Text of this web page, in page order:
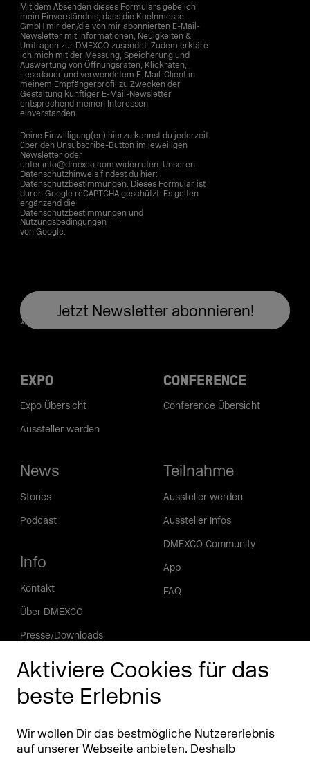
Aktiviere Cookies für das
beste Erlebnis
Wir wollen Dir das bestmögliche Nutzererlebnis
auf unserer Webseite anbieten. Deshalb
Mit dem Absenden dieses Formulars gebe ich
mein Einverständnis, dass die Koelnmesse
GmbH mir den/die von mir abonnierten E-Mail-
Newsletter mit Informationen, Neuigkeiten &
Umfragen zur DMEXCO zusendet. Zudem erkläre
ich mich mit der Messung, Speicherung und
Auswertung von Öffnungsraten, Klickraten,
Lesedauer und verwendetem E-Mail-Client in
meinem Empfängerprofil zu Zwecken der
Gestaltung künftiger E-Mail-Newsletter
entsprechend meinen Interessen
einverstanden.
Deine Einwilligung(en) hierzu kannst du jederzeit
über den Unsubscribe-Button im jeweiligen
Newsletter oder
unter info@dmexco.com widerrufen. Unseren
Datenschutzhinweis findest du hier:
Datenschutzbestimmungen. Dieses Formular ist
durch Google reCAPTCHA geschützt. Es gelten
ergänzend die
Datenschutzbestimmungen und
Nutzungsbedingungen
von Google.
EXPO
Expo Übersicht
Aussteller werden
CONFERENCE
Conference Übersicht
News
Stories
Podcast
Info
Kontakt
Über DMEXCO
Presse/Downloads
Phishing Alarm
Teilnahme
Aussteller werden
Aussteller Infos
DMEXCO Community
App
FAQ
Partner
Partner & Sponsoren DMEXCO Asia